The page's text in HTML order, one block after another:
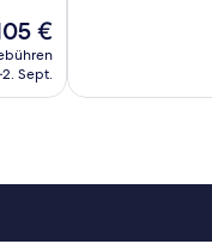
€
Sept.